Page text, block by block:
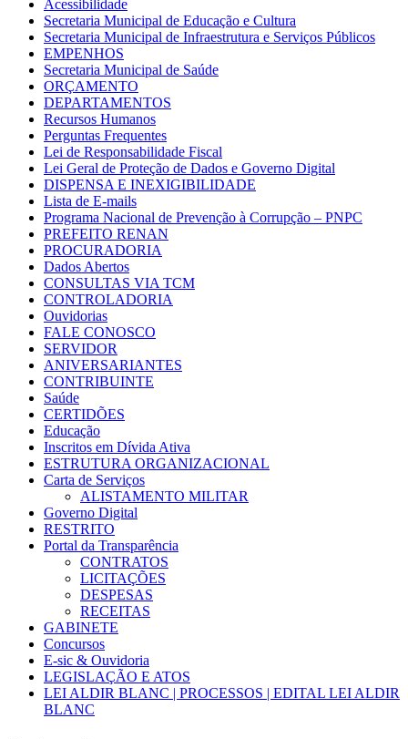
Acessibilidade
Secretaria Municipal de Educação e Cultura
Secretaria Municipal de Infraestrutura e Serviços Públicos
EMPENHOS
Secretaria Municipal de Saúde
ORÇAMENTO
DEPARTAMENTOS
Recursos Humanos
Perguntas Frequentes
Lei de Responsabilidade Fiscal
Lei Geral de Proteção de Dados e Governo Digital
DISPENSA E INEXIGIBILIDADE
Lista de E-mails
Programa Nacional de Prevenção à Corrupção – PNPC
PREFEITO RENAN
PROCURADORIA
Dados Abertos
CONSULTAS VIA TCM
CONTROLADORIA
Ouvidorias
FALE CONOSCO
SERVIDOR
ANIVERSARIANTES
CONTRIBUINTE
Saúde
CERTIDÕES
Educação
Inscritos em Dívida Ativa
ESTRUTURA ORGANIZACIONAL
Carta de Serviços
ALISTAMENTO MILITAR
Governo Digital
RESTRITO
Portal da Transparência
CONTRATOS
LICITAÇÕES
DESPESAS
RECEITAS
GABINETE
Concursos
E-sic & Ouvidoria
LEGISLAÇÃO E ATOS
LEI ALDIR BLANC | PROCESSOS | EDITAL LEI ALDIR
BLANC